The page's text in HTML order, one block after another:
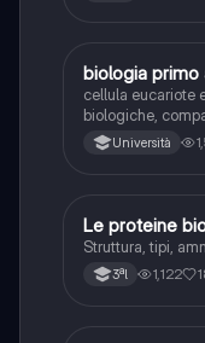
Scienze
biologia primo
cellula eucariote
biologiche,
membrane
Università
Scienze
Le proteine
Struttura, tipi,
3ªl 1,122